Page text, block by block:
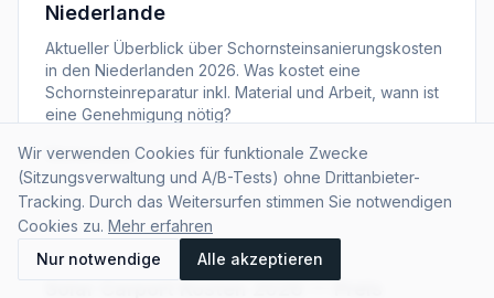
Niederlande
Aktueller Überblick über Schornsteinsanierungskosten
in den Niederlanden 2026. Was kostet eine
Schornsteinreparatur inkl. Material und Arbeit, wann ist
eine Genehmigung nötig?
Weiterlesen→
25. MAI 2026 2 MIN. LESEZEIT
Wir verwenden Cookies für funktionale Zwecke
(Sitzungsverwaltung und A/B-Tests) ohne Drittanbieter-
Tracking. Durch das Weitersurfen stimmen Sie notwendigen
Cookies zu. Mehr erfahren
Nur notwendige
Alle akzeptieren